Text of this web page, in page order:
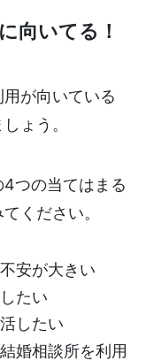
向いてる！
が向いている
ょう。
つの当てはまる
ください。
安が大きい
たい
したい
婚相談所を利用